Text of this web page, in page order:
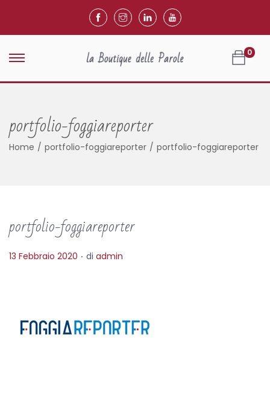
0
portfolio-foggiareporter
Home / portfolio-foggiareporter / portfolio-foggiareporter
portfolio-foggiareporter
P
13 Febbraio 2020 . di admin